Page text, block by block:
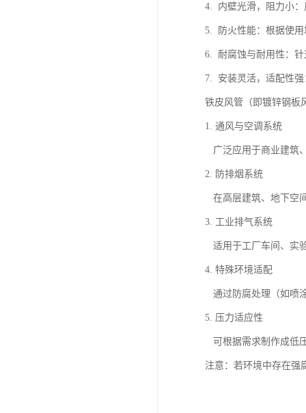
4. 内壁光滑，阻力小：
5. 防火性能：根据使
6. 耐腐蚀与耐用性：针
7. 安装灵活，适配性
铁皮风管（即镀锌钢板
1. 通风与空调系统
广泛应用于商业建筑
2. 防排烟系统
在高层建筑、地下空
3. 工业排气系统
适用于工厂车间、实
4. 特殊环境适配
通过防腐处理（如喷
5. 压力适应性
可根据需求制作成低
注意：若环境中存在强